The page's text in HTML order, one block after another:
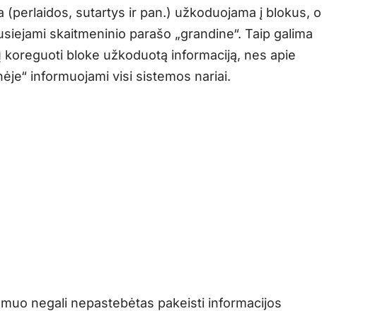
(perlaidos, sutartys ir pan.) užkoduojama į blokus, o
skaitmeninio parašo „grandine“. Taip galima
koreguoti bloke užkoduotą informaciją, nes apie
informuojami visi sistemos nariai.
negali nepastebėtas pakeisti informacijos